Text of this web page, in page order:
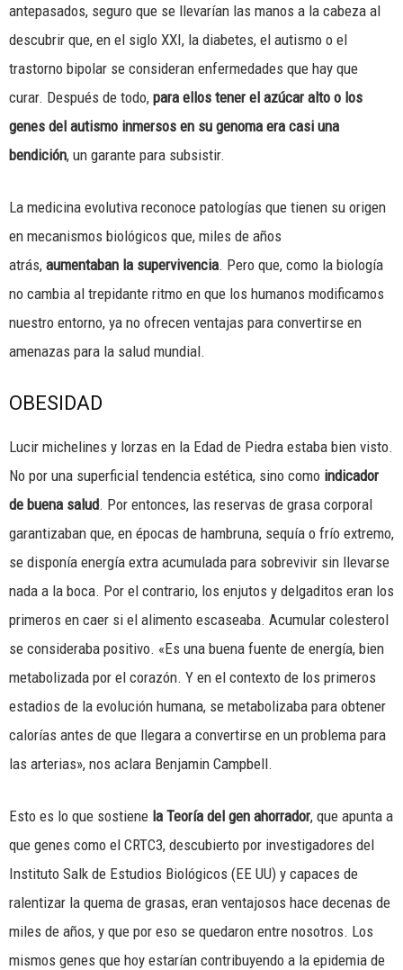
antepasados, seguro que se llevarían las manos a la cabeza al
descubrir que, en el siglo XXI, la diabetes, el autismo o el
trastorno bipolar se consideran enfermedades que hay que
curar. Después de todo, para ellos tener el azúcar alto o los
genes del autismo inmersos en su genoma era casi una
bendición, un garante para subsistir.
La medicina evolutiva reconoce patologías que tienen su origen
en mecanismos biológicos que, miles de años
atrás, aumentaban la supervivencia. Pero que, como la biología
no cambia al trepidante ritmo en que los humanos modificamos
nuestro entorno, ya no ofrecen ventajas para convertirse en
amenazas para la salud mundial.
OBESIDAD
Lucir michelines y lorzas en la Edad de Piedra estaba bien visto.
No por una superficial tendencia estética, sino como indicador
de buena salud. Por entonces, las reservas de grasa corporal
garantizaban que, en épocas de hambruna, sequía o frío extremo,
se disponía energía extra acumulada para sobrevivir sin llevarse
nada a la boca. Por el contrario, los enjutos y delgaditos eran los
primeros en caer si el alimento escaseaba. Acumular colesterol
se consideraba positivo. «Es una buena fuente de energía, bien
metabolizada por el corazón. Y en el contexto de los primeros
estadios de la evolución humana, se metabolizaba para obtener
calorías antes de que llegara a convertirse en un problema para
las arterias», nos aclara Benjamin Campbell.
Esto es lo que sostiene la Teoría del gen ahorrador, que apunta a
que genes como el CRTC3, descubierto por investigadores del
Instituto Salk de Estudios Biológicos (EE UU) y capaces de
ralentizar la quema de grasas, eran ventajosos hace decenas de
miles de años, y que por eso se quedaron entre nosotros. Los
mismos genes que hoy estarían contribuyendo a la epidemia de